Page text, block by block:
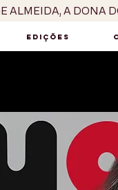
ALMEIDA, A DONA
EDIÇÕES